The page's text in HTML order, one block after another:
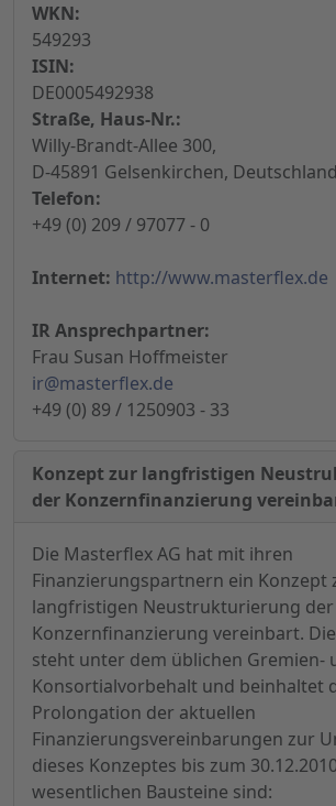
WKN:
549293
ISIN:
DE0005492938
Straße, Haus-Nr.:
Willy-Brandt-Allee 300,
D-45891 Gelsenkirchen, Deutschland
Telefon:
+49 (0) 209 / 97077 - 0
Internet: http://www.masterflex.de
IR Ansprechpartner:
Frau Susan Hoffmeister
ir@masterflex.de
+49 (0) 89 / 1250903 - 33
Konzept zur langfristigen
der Konzernfinanzierung
Die Masterflex AG hat mit ihren
Finanzierungspartnern ein Konzept
langfristigen Neustrukturierung der
Konzernfinanzierung vereinbart.
steht unter dem üblichen Gremien-
Konsortialvorbehalt und beinhaltet
Prolongation der aktuellen
Finanzierungsvereinbarungen zur
dieses Konzeptes bis zum
wesentlichen Bausteine sind: